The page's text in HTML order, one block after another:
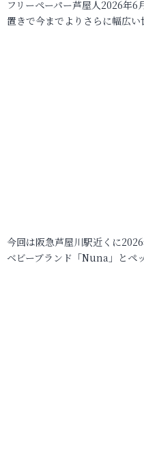
フリーペーパー芦屋人2026年
置きで今までよりさらに幅広
今回は阪急芦屋川駅近くに
ベビーブランド「Nuna」とペ